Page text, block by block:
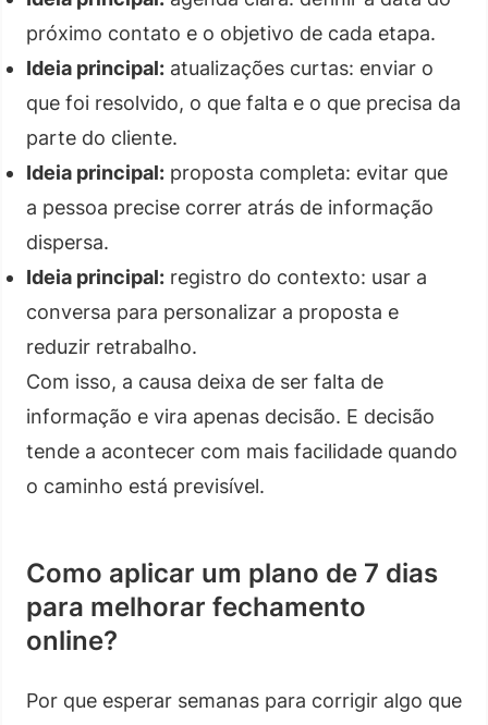
próximo contato e o objetivo de cada etapa.
Ideia principal: atualizações curtas: enviar o
que foi resolvido, o que falta e o que precisa da
parte do cliente.
Ideia principal: proposta completa: evitar que
a pessoa precise correr atrás de informação
dispersa.
Ideia principal: registro do contexto: usar a
conversa para personalizar a proposta e
reduzir retrabalho.
Com isso, a causa deixa de ser falta de
informação e vira apenas decisão. E decisão
tende a acontecer com mais facilidade quando
o caminho está previsível.
Como aplicar um plano de 7 dias
para melhorar fechamento
online?
Por que esperar semanas para corrigir algo que